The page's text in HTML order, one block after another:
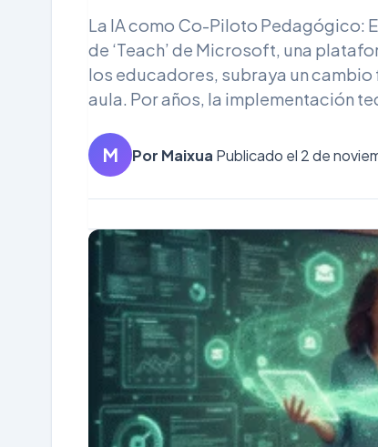
La IA como Co-Piloto Pedagógico:
de ‘Teach’ de Microsoft, una
los educadores, subraya un
aula. Por años, la implementación
M Por Maixua Publicado el 2 de